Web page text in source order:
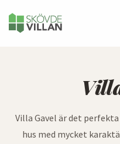
Villa Gavel är det
hus med mycket